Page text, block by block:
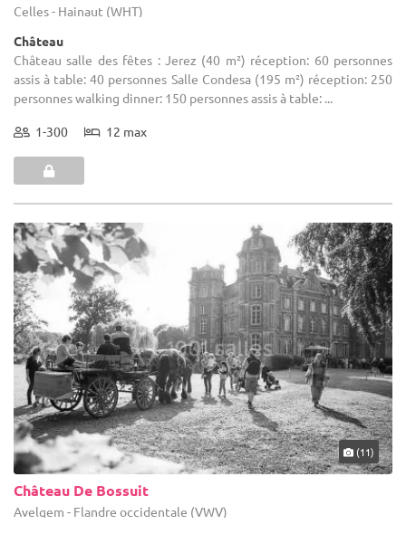
Celles - Hainaut (WHT)
Château
Château salle des fêtes : Jerez (40 m²) réception: 60 personnes
assis à table: 40 personnes Salle Condesa (195 m²) réception: 250
personnes walking dinner: 150 personnes assis à table: ...
1-300 12 max
(11)
Château De Bossuit
Avelgem - Flandre occidentale (VWV)